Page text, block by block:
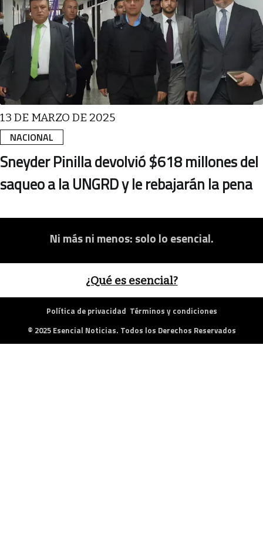
NACIONAL
13 DE MARZO DE 2025
Sneyder Pinilla devolvió $618 millones del
saqueo a la UNGRD y le rebajarán la pena
Ni más ni menos: solo lo esencial.
¿Qué es esencial?
Política de privacidad Términos y condiciones
© 2025 Esencial Noticias. Todos los Derechos Reservados